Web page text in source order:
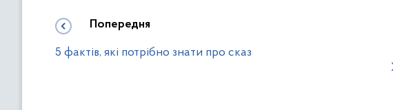
Попередня
5 фактів, які потрібно знати про сказ